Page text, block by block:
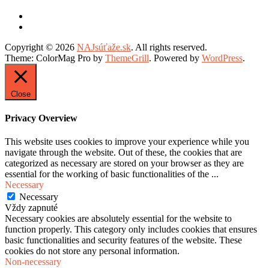
Copyright © 2026 NAJsúťaže.sk. All rights reserved.
Theme: ColorMag Pro by ThemeGrill. Powered by WordPress.
Close
Privacy Overview
This website uses cookies to improve your experience while you
navigate through the website. Out of these, the cookies that are
categorized as necessary are stored on your browser as they are
essential for the working of basic functionalities of the ...
Necessary
Necessary
Vždy zapnuté
Necessary cookies are absolutely essential for the website to
function properly. This category only includes cookies that ensures
basic functionalities and security features of the website. These
cookies do not store any personal information.
Non-necessary